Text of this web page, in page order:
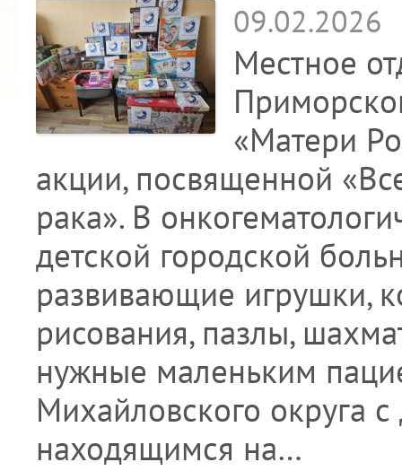
09.02.2026
Местное
«Матери
акции, посвященной
рака». В
детской городской
развивающие игрушки,
рисования, пазлы,
нужные маленьким
Михайловского округа
находящимся на…